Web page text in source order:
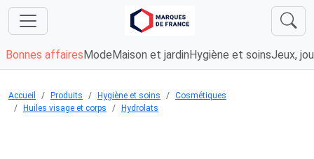
Bonnes affaires Mode Maison et jardin Hygiène et soinsJeux,
Accueil Produits Hygiène et soins
Cosmétiques
Huiles visage et corps
Hydrolats